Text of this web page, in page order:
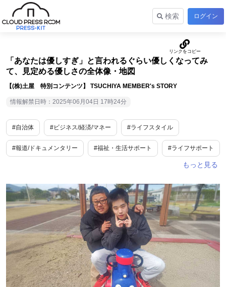
検索 ログイン
「あなたは優しすぎ」と言われるぐらい優しくなってみ
て、見定める優しさの全体像・地図
【(株)土屋 特別コンテンツ】 TSUCHIYA MEMBER's STORY
情報解禁日時：2025年06月04日 17時24分
#自治体 #ビジネス/経済/マネー #ライフスタイル
#報道/ドキュメンタリー #福祉・生活サポート #ライフサポート